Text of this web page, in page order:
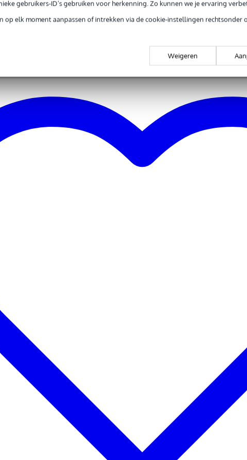
gebruikers-ID’s gebruiken voor herkenning. Zo kunnen we je ervaring
op elk moment aanpassen of intrekken via de cookie-instellingen rechtsonder
Weigeren